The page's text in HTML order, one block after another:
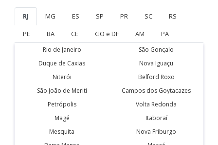
RJ MG ES SP PR SC
RS
PE
BA CE GO e DF AM PA
Rio de Janeiro
São Gonçalo
Duque de Caxias
Nova Iguaçu
Niterói
Belford Roxo
São João de Meriti
Campos dos Goytacazes
Petrópolis
Volta Redonda
Magé
Itaboraí
Mesquita
Nova Friburgo